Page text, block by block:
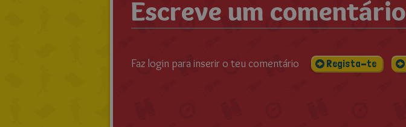
Escreve um comentário
Faz login para inserir o teu comentário Regista-te